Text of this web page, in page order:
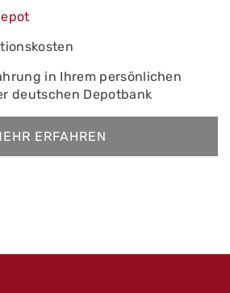
in Ihrem persönlichen
deutschen Depotbank
ERFAHREN